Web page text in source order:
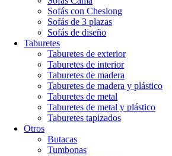
Sofás con Cheslong
Sofás de 3 plazas
Sofás de diseño
Taburetes
Taburetes de exterior
Taburetes de interior
Taburetes de madera
Taburetes de madera y plástico
Taburetes de metal
Taburetes de metal y plástico
Taburetes tapizados
Otros
Butacas
Tumbonas